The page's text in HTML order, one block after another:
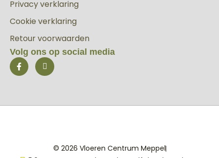
Privacy verklaring
Cookie verklaring
Retour voorwaarden
Volg ons op social media
© 2026 Vloeren Centrum Meppel